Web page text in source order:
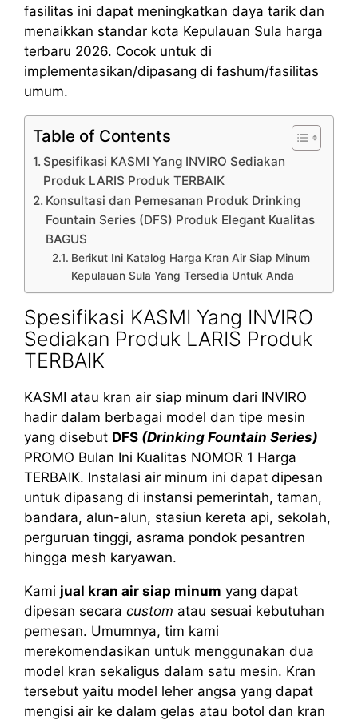
fasilitas ini dapat meningkatkan daya tarik dan
menaikkan standar kota Kepulauan Sula harga
terbaru 2026. Cocok untuk di
implementasikan/dipasang di fashum/fasilitas
umum.
Table of Contents
Spesifikasi KASMI Yang INVIRO Sediakan
Produk LARIS Produk TERBAIK
Konsultasi dan Pemesanan Produk Drinking
Fountain Series (DFS) Produk Elegant Kualitas
BAGUS
Berikut Ini Katalog Harga Kran Air Siap Minum
Kepulauan Sula Yang Tersedia Untuk Anda
Spesifikasi KASMI Yang INVIRO
Sediakan Produk LARIS Produk
TERBAIK
KASMI atau kran air siap minum dari INVIRO
hadir dalam berbagai model dan tipe mesin
yang disebut DFS (Drinking Fountain Series)
PROMO Bulan Ini Kualitas NOMOR 1 Harga
TERBAIK. Instalasi air minum ini dapat dipesan
untuk dipasang di instansi pemerintah, taman,
bandara, alun-alun, stasiun kereta api, sekolah,
perguruan tinggi, asrama pondok pesantren
hingga mesh karyawan.
Kami jual kran air siap minum yang dapat
dipesan secara custom atau sesuai kebutuhan
pemesan. Umumnya, tim kami
merekomendasikan untuk menggunakan dua
model kran sekaligus dalam satu mesin. Kran
tersebut yaitu model leher angsa yang dapat
mengisi air ke dalam gelas atau botol dan kran